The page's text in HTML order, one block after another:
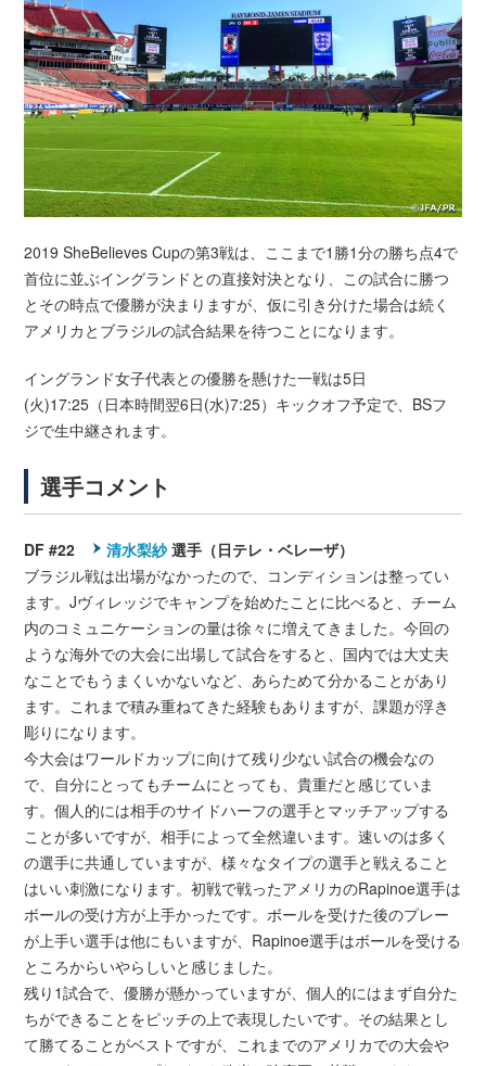
2019 SheBelieves Cupの第3戦は、ここまで1勝1分の勝ち点4で
首位に並ぶイングランドとの直接対決となり、この試合に勝つ
とその時点で優勝が決まりますが、仮に引き分けた場合は続く
アメリカとブラジルの試合結果を待つことになります。
イングランド女子代表との優勝を懸けた一戦は5日
(火)17:25（日本時間翌6日(水)7:25）キックオフ予定で、BSフ
ジで生中継されます。
選手コメント
DF #22 清水梨紗選手（日テレ・ベレーザ）
ブラジル戦は出場がなかったので、コンディションは整ってい
ます。Jヴィレッジでキャンプを始めたことに比べると、チーム
内のコミュニケーションの量は徐々に増えてきました。今回の
ような海外での大会に出場して試合をすると、国内では大丈夫
なことでもうまくいかないなど、あらためて分かることがあり
ます。これまで積み重ねてきた経験もありますが、課題が浮き
彫りになります。
今大会はワールドカップに向けて残り少ない試合の機会なの
で、自分にとってもチームにとっても、貴重だと感じていま
す。個人的には相手のサイドハーフの選手とマッチアップする
ことが多いですが、相手によって全然違います。速いのは多く
の選手に共通していますが、様々なタイプの選手と戦えること
はいい刺激になります。初戦で戦ったアメリカのRapinoe選手は
ボールの受け方が上手かったです。ボールを受けた後のプレー
が上手い選手は他にもいますが、Rapinoe選手はボールを受ける
ところからいやらしいと感じました。
残り1試合で、優勝が懸かっていますが、個人的にはまず自分た
ちができることをピッチの上で表現したいです。その結果とし
て勝てることがベストですが、これまでのアメリカでの大会や